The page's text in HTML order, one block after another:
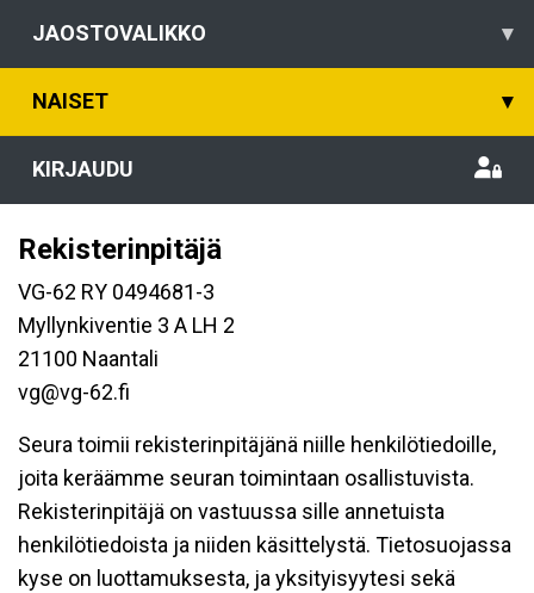
JAOSTOVALIKKO ▾
NAISET ▾
KIRJAUDU
Rekisterinpitäjä
VG-62 RY 0494681-3
Myllynkiventie 3 A LH 2
21100 Naantali
vg@vg-62.fi
Seura toimii rekisterinpitäjänä niille henkilötiedoille,
joita keräämme seuran toimintaan osallistuvista.
Rekisterinpitäjä on vastuussa sille annetuista
henkilötiedoista ja niiden käsittelystä. Tietosuojassa
kyse on luottamuksesta, ja yksityisyytesi sekä